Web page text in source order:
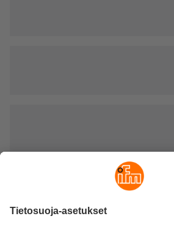
Toimilaitteet, kohteet,
Tutustu ifm:n kattavaan valikoimaan